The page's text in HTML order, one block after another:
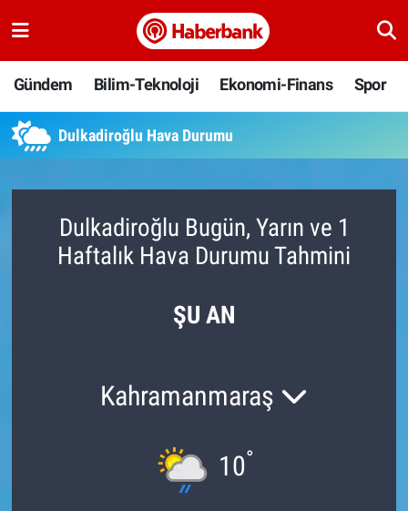
Gündem Bilim-Teknoloji Ekonomi-Finans Spor
Dulkadiroğlu Hava Durumu
Dulkadiroğlu Bugün, Yarın ve 1
Haftalık Hava Durumu Tahmini
ŞU AN
Kahramanmaraş
10°
Bilim-Teknoloji
Ekonomi-Finans
Yaşam
Hava Durumu
Namaz Vakitleri
Süper Lig Puan Durumu ve Fikstür
Haber Arşivi